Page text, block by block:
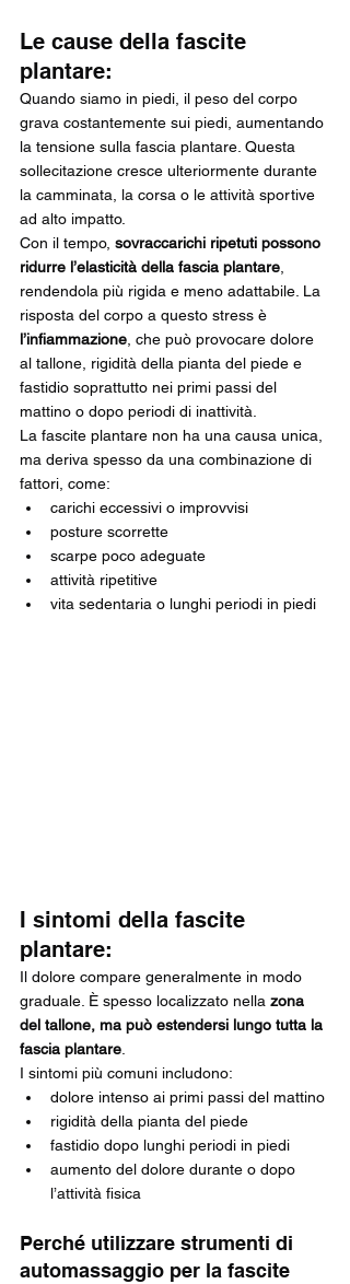
Le cause della fascite
plantare:
Quando siamo in piedi, il peso del corpo
grava costantemente sui piedi, aumentando
la tensione sulla fascia plantare. Questa
sollecitazione cresce ulteriormente durante
la camminata, la corsa o le attività sportive
ad alto impatto.
Con il tempo, sovraccarichi ripetuti possono
ridurre l’elasticità della fascia plantare
rendendola più rigida e meno adattabile. La
risposta del corpo a questo stress è
l’infiammazione , che può provocare dolore
al tallone, rigidità della pianta del piede e
fastidio soprattutto nei primi passi del
mattino o dopo periodi di inattività.
La fascite plantare non ha una causa unica,
ma deriva spesso da una combinazione di
fattori, come:
carichi eccessivi o improvvisi
posture scorrette
scarpe poco adeguate
attività ripetitive
vita sedentaria o lunghi periodi in piedi
I sintomi della fascite
plantare:
Il dolore compare generalmente in modo
graduale. È spesso localizzato nella zona
del tallone, ma può estendersi lungo tutta la
fascia plantare
I sintomi più comuni includono:
dolore intenso ai primi passi del mattino
rigidità della pianta del piede
fastidio dopo lunghi periodi in piedi
aumento del dolore durante o dopo
l’attività fisica
Perché utilizzare strumenti di
automassaggio per la fascite